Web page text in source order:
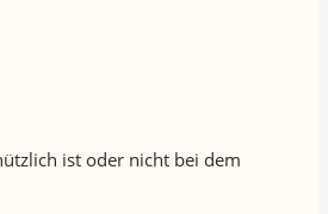
ist oder nicht bei dem